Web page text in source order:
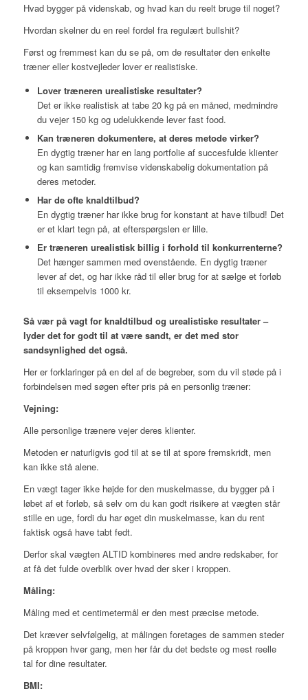
Hvad bygger på videnskab, og hvad kan du reelt bruge til noget?
Hvordan skelner du en reel fordel fra regulært bullshit?
Først og fremmest kan du se på, om de resultater den enkelte
træner eller kostvejleder lover er realistiske.
Lover træneren urealistiske resultater?
Det er ikke realistisk at tabe 20 kg på en måned, medmindre
du vejer 150 kg og udelukkende lever fast food.
Kan træneren dokumentere, at deres metode virker?
En dygtig træner har en lang portfolie af succesfulde klienter
og kan samtidig fremvise videnskabelig dokumentation på
deres metoder.
Har de ofte knaldtilbud?
En dygtig træner har ikke brug for konstant at have tilbud! Det
er et klart tegn på, at efterspørgslen er lille.
Er træneren urealistisk billig i forhold til konkurrenterne?
Det hænger sammen med ovenstående. En dygtig træner
lever af det, og har ikke råd til eller brug for at sælge et forløb
til eksempelvis 1000 kr.
Så vær på vagt for knaldtilbud og urealistiske resultater –
lyder det for godt til at være sandt, er det med stor
sandsynlighed det også.
Her er forklaringer på en del af de begreber, som du vil støde på i
forbindelsen med søgen efter pris på en personlig træner:
Vejning:
Alle personlige trænere vejer deres klienter.
Metoden er naturligvis god til at se til at spore fremskridt, men
kan ikke stå alene.
En vægt tager ikke højde for den muskelmasse, du bygger på i
løbet af et forløb, så selv om du kan godt risikere at vægten står
stille en uge, fordi du har øget din muskelmasse, kan du rent
faktisk også have tabt fedt.
Derfor skal vægten ALTID kombineres med andre redskaber, for
at få det fulde overblik over hvad der sker i kroppen.
Måling:
Måling med et centimetermål er den mest præcise metode.
Det kræver selvfølgelig, at målingen foretages de sammen steder
på kroppen hver gang, men her får du det bedste og mest reelle
tal for dine resultater.
BMI: